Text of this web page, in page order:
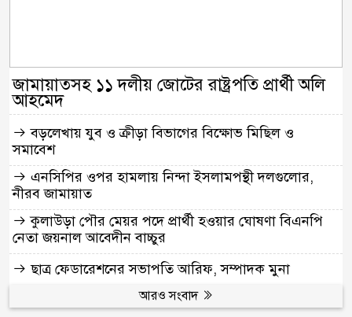
জামায়াতসহ ১১ দলীয় জোটের রাষ্ট্রপতি প্রার্থী অলি
আহমেদ
বড়লেখায় যুব ও ক্রীড়া বিভাগের বিক্ষোভ মিছিল ও
সমাবেশ
এনসিপির ওপর হামলায় নিন্দা ইসলামপন্থী দলগুলোর,
নীরব জামায়াত
কুলাউড়া পৌর মেয়র পদে প্রার্থী হওয়ার ঘোষণা বিএনপি
নেতা জয়নাল আবেদীন বাচ্চুর
ছাত্র ফেডারেশনের সভাপতি আরিফ, সম্পাদক মুনা
আরও সংবাদ